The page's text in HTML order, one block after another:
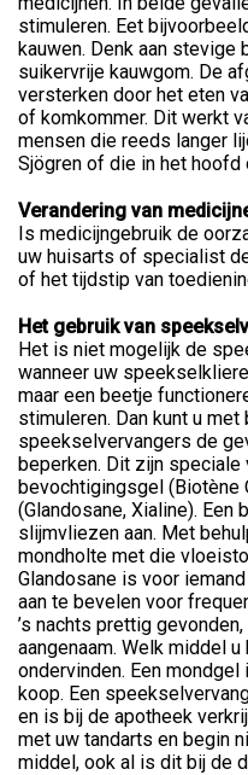
stimuleren. Eet
kauwen. Denk aan stevige
suikervrije kauwgom. De
versterken door het eten
of komkommer. Dit werkt
mensen die reeds langer
Sjögren of die in het
Verandering van
Is medicijngebruik de
uw huisarts of specialist
of het tijdstip van
Het gebruik van
Het is niet mogelijk de
wanneer uw
maar een beetje
stimuleren. Dan kunt u
speekselvervangers de
beperken. Dit zijn
bevochtigingsgel (Biotène
(Glandosane, Xialine).
slijmvliezen aan. Met
mondholte met die
Glandosane is voor
aan te bevelen voor
’s nachts prettig
aangenaam. Welk middel
ondervinden. Een
koop. Een
en is bij de apotheek
met uw tandarts en begin
middel, ook al is dit bij de